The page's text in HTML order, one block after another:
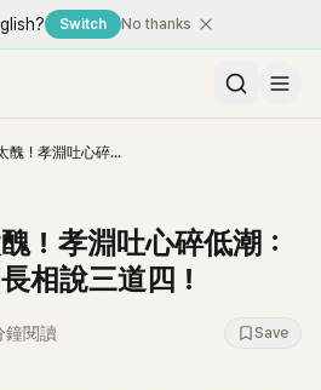
Switch No thanks
一出道就被嫌太醜！孝淵吐心碎低潮：每個人都對我的長相說三道四！
！孝淵吐心碎低潮：
相說三道四！
鐘閱讀 Save